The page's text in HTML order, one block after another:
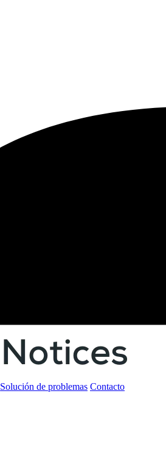
Solución de problemas Contacto